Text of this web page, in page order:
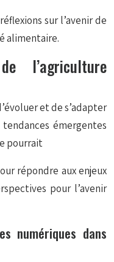
sur l’avenir de
alimentaire.
l’agriculture
et de s’adapter
émergentes
pourrait
répondre aux enjeux
pour l’avenir
numériques dans